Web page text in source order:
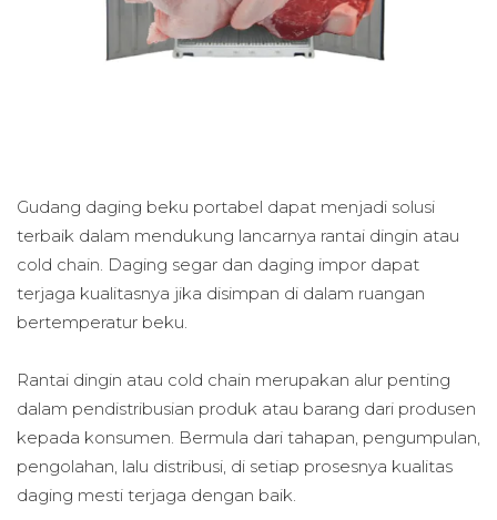
Gudang daging beku portabel dapat menjadi solusi
terbaik dalam mendukung lancarnya rantai dingin atau
cold chain. Daging segar dan daging impor dapat
terjaga kualitasnya jika disimpan di dalam ruangan
bertemperatur beku.
Rantai dingin atau cold chain merupakan alur penting
dalam pendistribusian produk atau barang dari produsen
kepada konsumen. Bermula dari tahapan, pengumpulan,
pengolahan, lalu distribusi, di setiap prosesnya kualitas
daging mesti terjaga dengan baik.